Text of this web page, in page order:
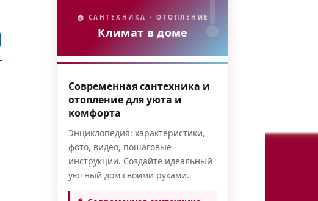
🏠 САНТЕХНИКА · ОТОПЛЕНИЕ
Климат в доме
Современная сантехника и
отопление для уюта и
комфорта
Энциклопедия: характеристики,
фото, видео, пошаговые
инструкции. Создайте идеальный
уютный дом своими руками.